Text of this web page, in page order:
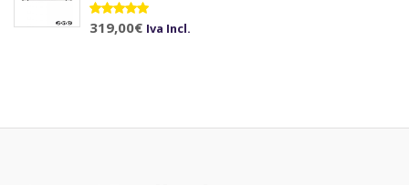
Valutato
5.00su 5
319,00€ Iva Incl.